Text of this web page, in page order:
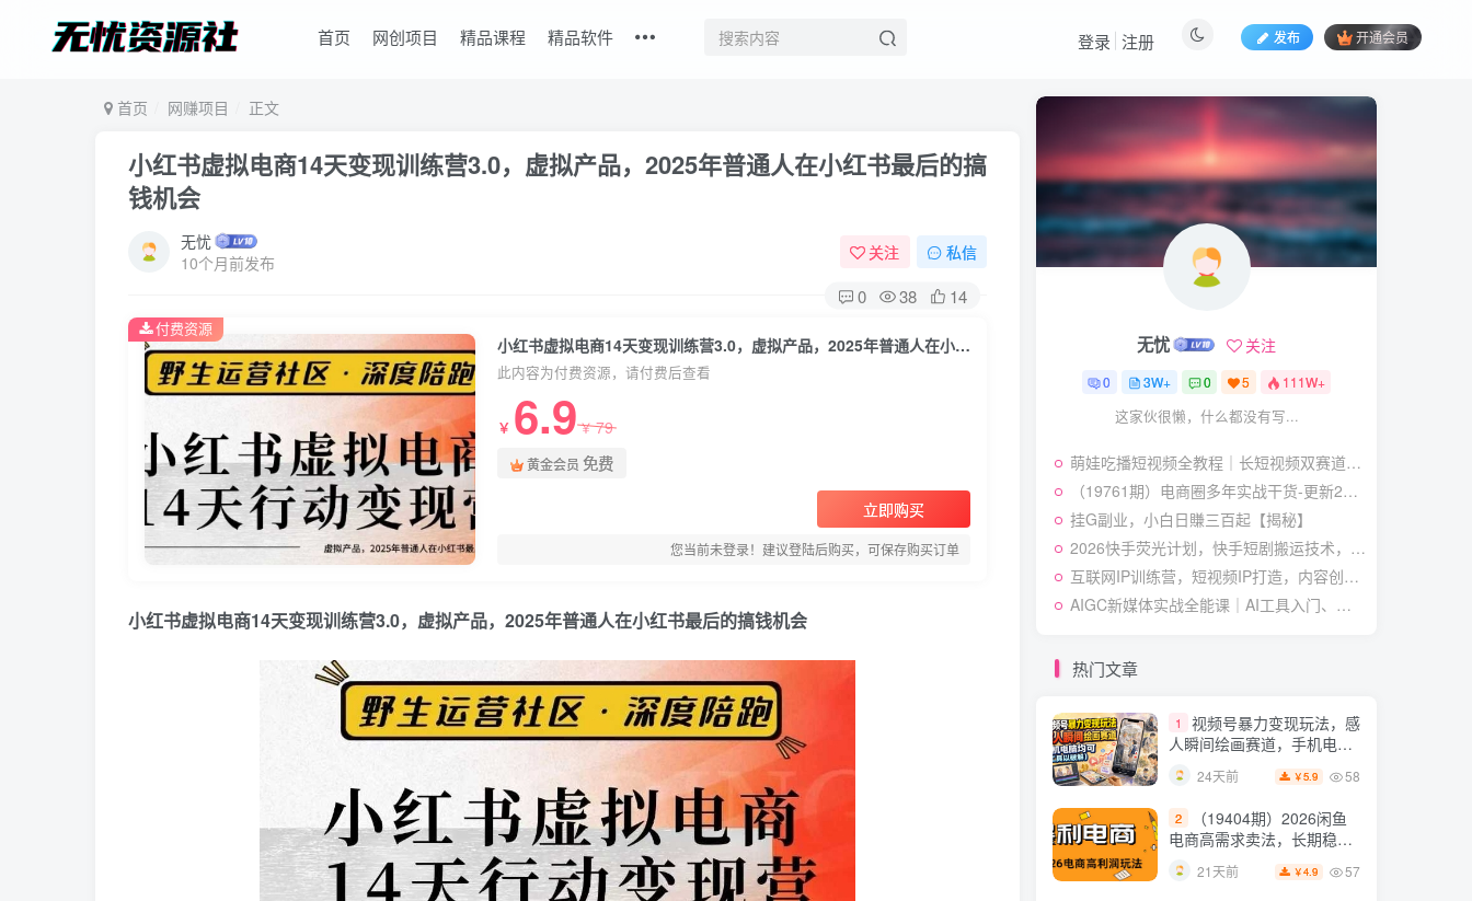
首页 网创项目 精品课程 精品软件 发布 开通会员
登录 注册
首页 网赚项目 正文
小红书虚拟电商14天变现训练营3.0，​虚拟产品，2025年普通人在小红书最后的搞
钱机会
无忧
10个月前发布
关注 私信
0 38 14
小红书虚拟电商14天变现训练营3.0，​虚拟产品，2025年普通人在小红书最后的搞钱机会
此内容为付费资源，请付费后查看
￥ 6.9￥79
黄金会员 免费
立即购买
您当前未登录！建议登陆后购买，可保存购买订单
付费资源
小红书虚拟电商14天变现训练营3.0，​虚拟产品，2025年普通人在小红书最后的搞钱机会
视频号暴力变现玩法，感
人瞬间绘画赛道，手机电脑
均可
24天前 ￥ 5.9 58
（19404期）2026闲鱼
电商高需求卖法，长期稳定
3 （19545期）AI短剧创
作：
ChatGPT+Seedance2.0教
程，从零制作恶毒女配短
全流程
13天前
4
（19538期）人性思维格
局短视频教学：20W博主亲
授×标准化流程×字幕封面设
计×AI提示词×橱窗带货6W
件实战经验
13天前
5 短视频起号涨粉训练营：
全类目爆款剪辑实操，账号
节奏规划复盘落地教程
16天前 ￥ 2.9
个人超级生产系统【录音
+图片】
无忧 关注
0 3W+ 0 5 111W+
这家伙很懒，什么都没有写...
萌娃吃播短视频全教程｜长短视频双赛道实操，图文+视频零基础保姆式教学，伙伴计划-收徒-商单等多种变现方式
（19761期）电商圈多年实战干货-更新2026：多位资深师兄实战干货/覆盖全域平台，中小卖家可复制的盈利指南
挂G副业，小白日賺三百起【揭秘】
2026快手荧光计划，快手短剧搬运技术，条条过原创，新号和老号0粉都可以做，有播放量就能賺到钱
互联网IP训练营，短视频IP打造，内容创作运营
AIGC新媒体实战全能课｜AI工具入门、短视频全流程制作、主流绘图软件实操、数字人商业视频落地教程
热门文章
1
视频号暴力变现玩法，感
人瞬间绘画赛道，手机电脑
均可
24天前 ￥5.9 58
2
（19404期）2026闲鱼
电商高需求卖法，长期稳定
可做，一单利润300
21天前 ￥4.9 57